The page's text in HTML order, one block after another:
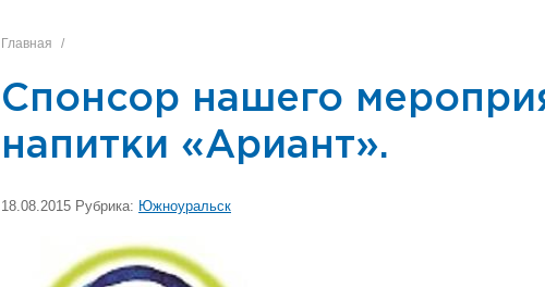
Главная /
Спонсор нашего
напитки «Ариант».
18.08.2015 Рубрика: Южноуральск